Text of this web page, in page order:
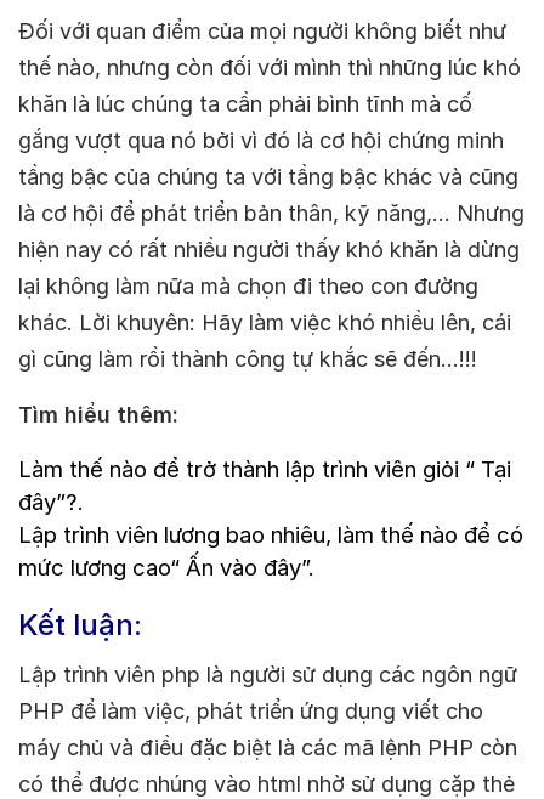
Đối với quan điểm của mọi người không biết như
thế nào, nhưng còn đối với mình thì những lúc khó
khăn là lúc chúng ta cần phải bình tĩnh mà cố
gắng vượt qua nó bởi vì đó là cơ hội chứng minh
tầng bậc của chúng ta với tầng bậc khác và cũng
là cơ hội để phát triển bản thân, kỹ năng,… Nhưng
hiện nay có rất nhiều người thấy khó khăn là dừng
lại không làm nữa mà chọn đi theo con đường
khác. Lời khuyên: Hãy làm việc khó nhiều lên, cái
gì cũng làm rồi thành công tự khắc sẽ đến…!!!
Tìm hiểu thêm:
Làm thế nào để trở thành lập trình viên giỏi “ Tại
đây”?.
Lập trình viên lương bao nhiêu, làm thế nào để có
mức lương cao“ Ấn vào đây”.
Kết luận:
Lập trình viên php là người sử dụng các ngôn ngữ
PHP để làm việc, phát triển ứng dụng viết cho
máy chủ và điều đặc biệt là các mã lệnh PHP còn
có thể được nhúng vào html nhờ sử dụng cặp thẻ